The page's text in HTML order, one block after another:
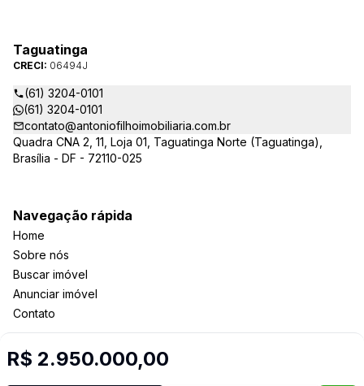
R$ 2.950.000,00
Taguatinga
CRECI: 06494J
(61) 3204-0101
(61) 3204-0101
contato@antoniofilhoimobiliaria.com.br
Quadra CNA 2, 11, Loja 01, Taguatinga Norte (Taguatinga),
Brasília - DF - 72110-025
Navegação rápida
Home
Sobre nós
Buscar imóvel
Anunciar imóvel
Contato